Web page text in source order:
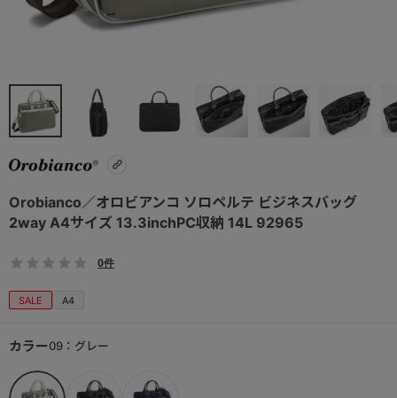
Orobianco／オロビアンコ ソロペルテ ビジネスバッグ
2way A4サイズ 13.3inchPC収納 14L 92965
0件
SALE A4
カラー09：グレー